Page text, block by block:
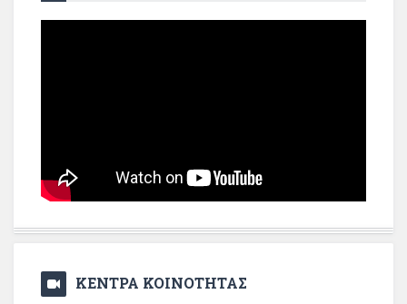
ΚΕΝΤΡΑ ΚΟΙΝΟΤΗΤΑΣ